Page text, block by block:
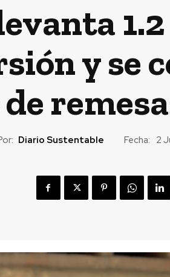
y se
Diario Sustentable Fecha: 2